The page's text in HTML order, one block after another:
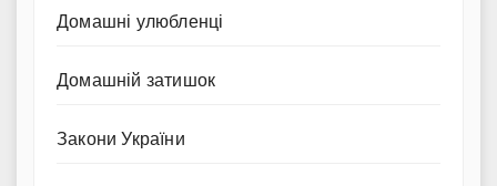
Домашні улюбленці
Домашній затишок
Закони України